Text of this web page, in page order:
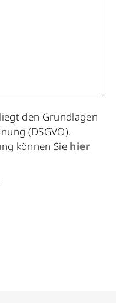
den Grundlagen
(DSGVO).
können Sie hier